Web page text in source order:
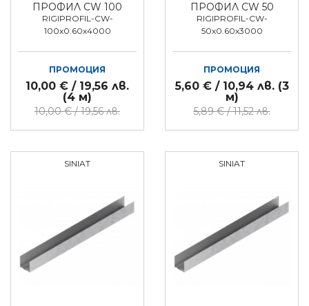
ПРОФИЛ CW 100
RIGIPROFIL-CW-
100x0.60x4000
ПРОМОЦИЯ
10,00 € / 19,56 лв.
(4 м)
10,00 € / 19,56 лв.
ПРОФИЛ CW 50
RIGIPROFIL-CW-
50x0.60x3000
ПРОМОЦИЯ
5,60 € / 10,94 лв. (3
м)
5,89 € / 11,52 лв.
SINIAT SINIAT